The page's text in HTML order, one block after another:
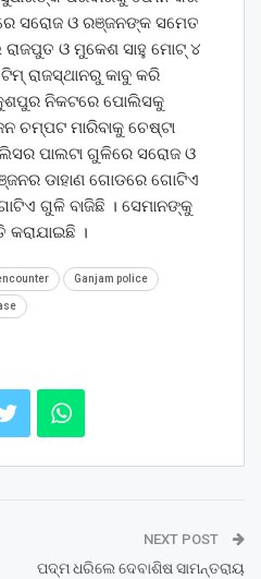
ସରୋଜ ଓ ରଞ୍ଜନଙ୍କ ସମେତ
ଓ ମୁକେଶ ସାହୁ ମୋଟ୍ ୪
ରାଜସ୍ଥାନରୁ କାବୁ କରି
ନିକଟରେ ପୋଲିସକୁ
ମାରିବାକୁ ଚେଷ୍ଟା
ପାଲଟା ଗୁଳିରେ ସରୋଜ ଓ
ଡାହାଣ ଗୋଡରେ ଗୋଟିଏ
ଗୁଳି ବାଜିଛି । ସେମାନଙ୍କୁ
।
Ganjam police
NEXT POST
ପଦ୍ମ ଧରିଲେ ଦେବାଶିଷ ସାମନ୍ତରାୟ